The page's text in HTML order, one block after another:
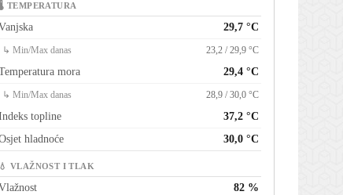
TEMPERATURA
29,7 °C
↳ Min/Max danas 23,2 / 29,9 °C
mora 29,4 °C
↳ Min/Max danas 28,9 / 30,0 °C
topline
37,2 °C
hladnoće
30,0 °C
💧 VLAŽNOST I TLAK
82 %